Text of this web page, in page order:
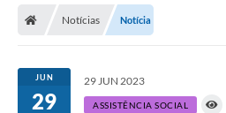
Publicações / Transparência
Secretarias
Notícias Notícia
JUN
29
29 JUN 2023
ASSISTÊNCIA SOCIAL